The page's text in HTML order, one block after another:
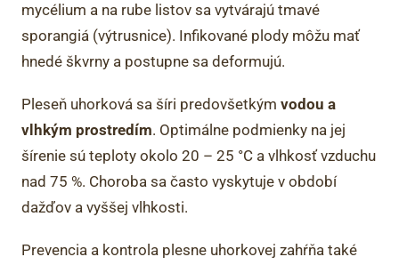
mycélium a na rube listov sa vytvárajú tmavé
sporangiá (výtrusnice). Infikované plody môžu mať
hnedé škvrny a postupne sa deformujú.
Pleseň uhorková sa šíri predovšetkým vodou a
vlhkým prostredím. Optimálne podmienky na jej
šírenie sú teploty okolo 20 – 25 °C a vlhkosť vzduchu
nad 75 %. Choroba sa často vyskytuje v období
dažďov a vyššej vlhkosti.
Prevencia a kontrola plesne uhorkovej zahŕňa také